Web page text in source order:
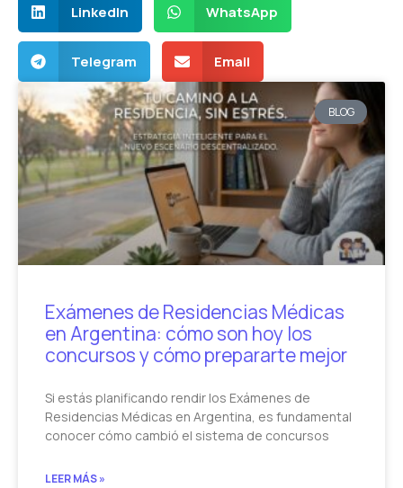
LinkedIn WhatsApp
Telegram Email
BLOG
Exámenes de Residencias Médicas
en Argentina: cómo son hoy los
concursos y cómo prepararte mejor
Si estás planificando rendir los Exámenes de
Residencias Médicas en Argentina, es fundamental
conocer cómo cambió el sistema de concursos
LEER MÁS »